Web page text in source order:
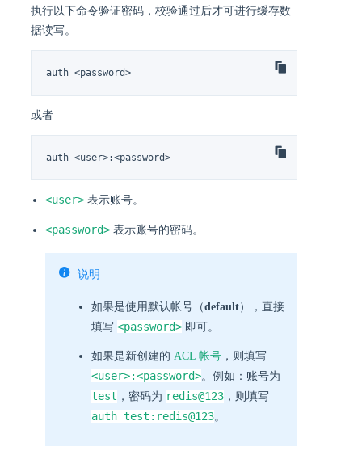
执行以下命令验证密码，校验通过后才可进行缓存数
据读写。
auth <password>
或者
auth <user>:<password>
<user> 表示账号。
<password> 表示账号的密码。
说明
如果是使用默认帐号（default），直接
填写 <password> 即可。
如果是新创建的 ACL 帐号 ，则填写
<user>:<password>。例如：账号为
test ，密码为 redis@123 ，则填写
auth test:redis@123。